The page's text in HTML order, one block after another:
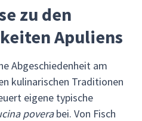
zu den
Apuliens
Abgeschiedenheit am
kulinarischen Traditionen
eigene typische
poverabei. Von Fisch